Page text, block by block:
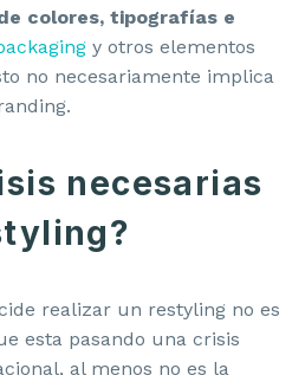
colores, tipografías e
y otros elementos
no necesariamente implica
necesarias
realizar un restyling no es
esta pasando una crisis
al menos no es la